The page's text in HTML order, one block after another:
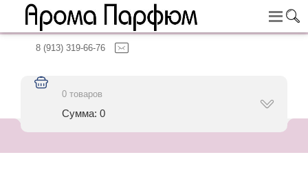
8 (913) 319-66-76
0 товаров
Сумма: 0